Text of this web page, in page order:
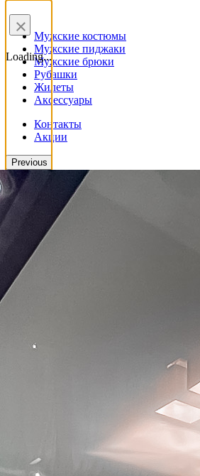
×
Loading...
Мужские костюмы
Мужские пиджаки
Мужские брюки
Рубашки
Жилеты
Аксессуары
Контакты
Акции
Previous